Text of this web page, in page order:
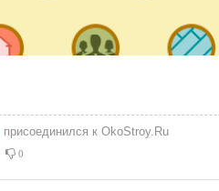
присоединился к OkoStroy.Ru
0